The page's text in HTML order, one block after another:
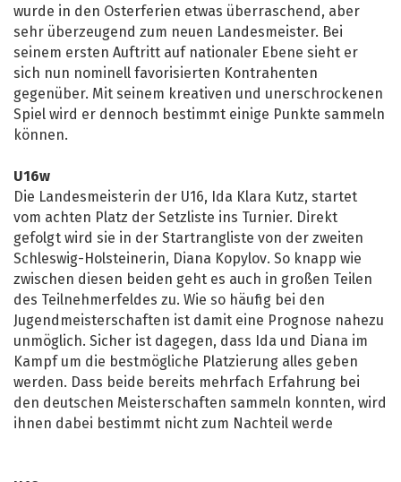
wurde in den Osterferien etwas überraschend, aber
sehr überzeugend zum neuen Landesmeister. Bei
seinem ersten Auftritt auf nationaler Ebene sieht er
sich nun nominell favorisierten Kontrahenten
gegenüber. Mit seinem kreativen und unerschrockenen
Spiel wird er dennoch bestimmt einige Punkte sammeln
können.
U16w
Die Landesmeisterin der U16, Ida Klara Kutz, startet
vom achten Platz der Setzliste ins Turnier. Direkt
gefolgt wird sie in der Startrangliste von der zweiten
Schleswig-Holsteinerin, Diana Kopylov. So knapp wie
zwischen diesen beiden geht es auch in großen Teilen
des Teilnehmerfeldes zu. Wie so häufig bei den
Jugendmeisterschaften ist damit eine Prognose nahezu
unmöglich. Sicher ist dagegen, dass Ida und Diana im
Kampf um die bestmögliche Platzierung alles geben
werden. Dass beide bereits mehrfach Erfahrung bei
den deutschen Meisterschaften sammeln konnten, wird
ihnen dabei bestimmt nicht zum Nachteil werde